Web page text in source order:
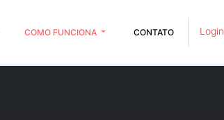
COMO FUNCIONA CONTATO Login